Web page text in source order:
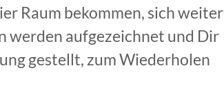
Raum bekommen, sich weiter
werden aufgezeichnet und Dir
gestellt, zum Wiederholen